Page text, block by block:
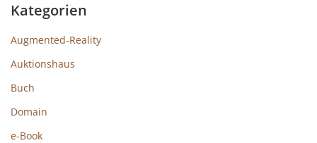
Kategorien
Augmented-Reality
Auktionshaus
Buch
Domain
e-Book